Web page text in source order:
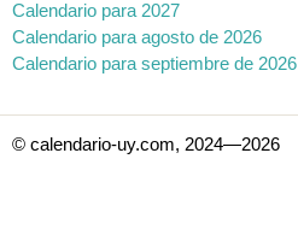
Calendario para 2027
Calendario para agosto de 2026
Calendario para septiembre de 2026
© calendario-uy.com, 2024—2026